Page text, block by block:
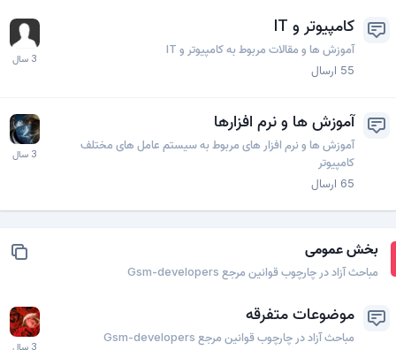
کامپیوتر و IT
آموزش ها و مقالات مربوط به کامپیوتر و IT
55
ارسال
آموزش ها و نرم افزارها
آموزش ها و نرم افزار های مربوط به سیستم عامل های مختلف
کامپیوتر
65
ارسال
بخش عمومی
مباحث آزاد در چارچوب قوانین مرجع Gsm-developers
موضوعات متفرقه
مباحث آزاد در چارچوب قوانین مرجع Gsm-developers